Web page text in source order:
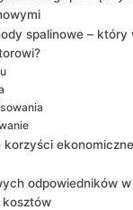
spalinowe ⁤– który
korzyści
odpowiedników
kosztów